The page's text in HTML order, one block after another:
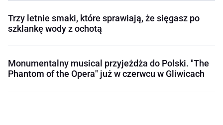
Trzy letnie smaki, które sprawiają, że sięgasz po
szklankę wody z ochotą
Monumentalny musical przyjeżdża do Polski. "The
Phantom of the Opera" już w czerwcu w Gliwicach